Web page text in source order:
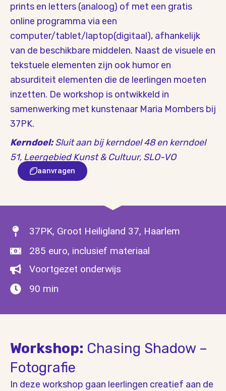
prints en letters (analoog) of met een gratis
online programma via een
computer/tablet/laptop(digitaal), afhankelijk
van de beschikbare middelen. Naast de visuele en
tekstuele elementen zijn ook humor en
absurditeit elementen die de leerlingen moeten
inzetten. De workshop is ontwikkeld in
samenwerking met kunstenaar Maria Mombers bij
37PK.
Kerndoel: Sluit aan bij kerndoel 48 en kerndoel
51, Leergebied Kunst & Cultuur, SLO-VO
aanvragen
37PK, Groot Heiligland 37, Haarlem
285 euro, inclusief materiaal
Voortgezet onderwijs
90 min
In deze workshop gaan leerlingen creatief aan de
Workshop: Chasing Shadow –
Fotografie